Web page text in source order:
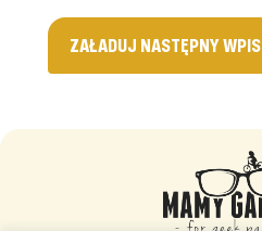
ZAŁADUJ NASTĘPNY WPIS